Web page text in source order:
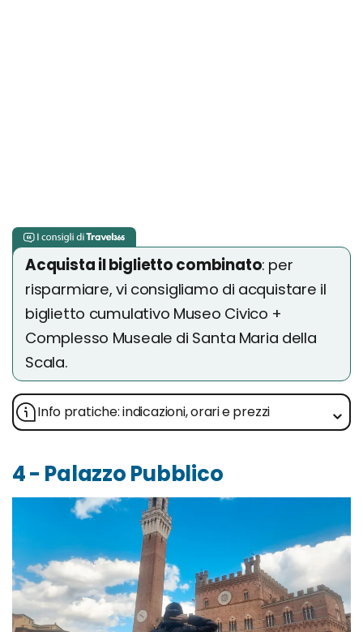
Acquista il biglietto combinato: per
risparmiare, vi consigliamo di acquistare il
biglietto cumulativo Museo Civico +
Complesso Museale di Santa Maria della
Scala.
Info pratiche: indicazioni, orari e prezzi
4 - Palazzo Pubblico